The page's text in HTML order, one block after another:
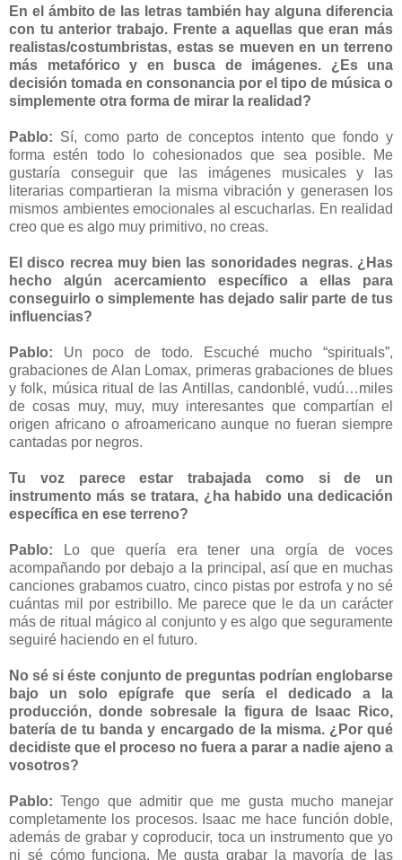
En el ámbito de las letras también hay alguna diferencia
con tu anterior trabajo. Frente a aquellas que eran más
realistas/costumbristas, estas se mueven en un terreno
más metafórico y en busca de imágenes. ¿Es una
decisión tomada en consonancia por el tipo de música o
simplemente otra forma de mirar la realidad?
Pablo: Sí, como parto de conceptos intento que fondo y
forma estén todo lo cohesionados que sea posible. Me
gustaría conseguir que las imágenes musicales y las
literarias compartieran la misma vibración y generasen los
mismos ambientes emocionales al escucharlas. En realidad
creo que es algo muy primitivo, no creas.
El disco recrea muy bien las sonoridades negras. ¿Has
hecho algún acercamiento específico a ellas para
conseguirlo o simplemente has dejado salir parte de tus
influencias?
Pablo: Un poco de todo. Escuché mucho “spirituals”,
grabaciones de Alan Lomax, primeras grabaciones de blues
y folk, música ritual de las Antillas, candonblé, vudú…miles
de cosas muy, muy, muy interesantes que compartían el
origen africano o afroamericano aunque no fueran siempre
cantadas por negros.
Tu voz parece estar trabajada como si de un
instrumento más se tratara, ¿ha habido una dedicación
específica en ese terreno?
Pablo: Lo que quería era tener una orgía de voces
acompañando por debajo a la principal, así que en muchas
canciones grabamos cuatro, cinco pistas por estrofa y no sé
cuántas mil por estribillo. Me parece que le da un carácter
más de ritual mágico al conjunto y es algo que seguramente
seguiré haciendo en el futuro.
No sé si éste conjunto de preguntas podrían englobarse
bajo un solo epígrafe que sería el dedicado a la
producción, donde sobresale la figura de Isaac Rico,
batería de tu banda y encargado de la misma. ¿Por qué
decidiste que el proceso no fuera a parar a nadie ajeno a
vosotros?
Pablo: Tengo que admitir que me gusta mucho manejar
completamente los procesos. Isaac me hace función doble,
además de grabar y coproducir, toca un instrumento que yo
ni sé cómo funciona. Me gusta grabar la mayoría de las